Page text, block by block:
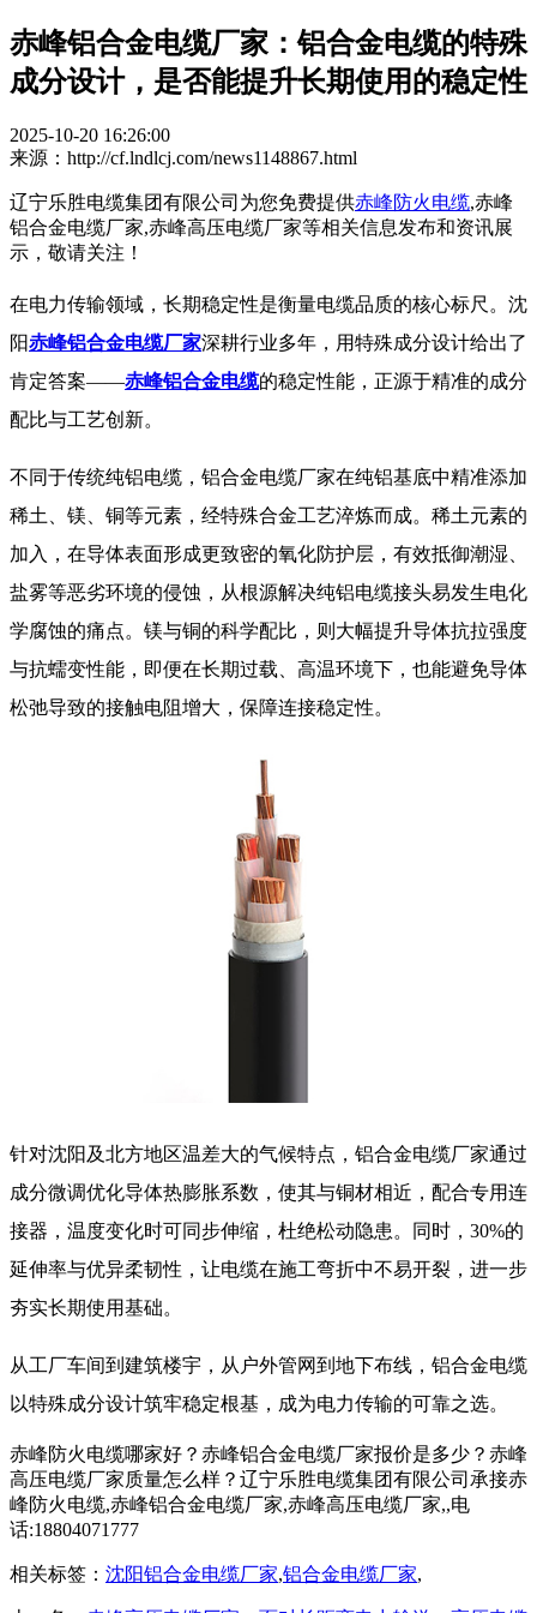
赤峰铝合金电缆厂家：铝合金电缆的特殊
成分设计，是否能提升长期使用的稳定性
2025-10-20 16:26:00
来源：http://cf.lndlcj.com/news1148867.html
辽宁乐胜电缆集团有限公司为您免费提供赤峰防火电缆,赤峰
铝合金电缆厂家,赤峰高压电缆厂家等相关信息发布和资讯展
示，敬请关注！
在电力传输领域，长期稳定性是衡量电缆品质的核心标尺。 沈
阳赤峰铝合金电缆厂家深耕行业多年，用特殊成分设计给出了
肯定答案——赤峰铝合金电缆的稳定性能，正源于精准的成分
配比与工艺创新。
不同于传统纯铝电缆， 铝合金电缆厂家在纯铝基底中精准添加
稀土、镁、铜等元素，经特殊合金工艺淬炼而成。稀土元素的
加入，在导体表面形成更致密的氧化防护层，有效抵御潮湿、
盐雾等恶劣环境的侵蚀，从根源解决纯铝电缆接头易发生电化
学腐蚀的痛点。镁与铜的科学配比，则大幅提升导体抗拉强度
与抗蠕变性能，即便在长期过载、高温环境下，也能避免导体
松弛导致的接触电阻增大，保障连接稳定性。
针对沈阳及北方地区温差大的气候特点， 铝合金电缆厂家通过
成分微调优化导体热膨胀系数，使其与铜材相近，配合专用连
接器，温度变化时可同步伸缩，杜绝松动隐患。同时，30%的
延伸率与优异柔韧性，让电缆在施工弯折中不易开裂，进一步
夯实长期使用基础。
从工厂车间到建筑楼宇，从户外管网到地下布线，铝合金电缆
以特殊成分设计筑牢稳定根基，成为电力传输的可靠之选。
赤峰防火电缆哪家好？赤峰铝合金电缆厂家报价是多少？赤峰
高压电缆厂家质量怎么样？辽宁乐胜电缆集团有限公司承接赤
峰防火电缆,赤峰铝合金电缆厂家,赤峰高压电缆厂家,,电
话:18804071777
相关标签： 沈阳铝合金电缆厂家,铝合金电缆厂家,